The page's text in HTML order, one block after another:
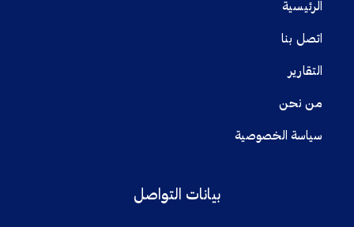
الرئيسية
اتصل بنا
التقارير
من نحن
سياسة الخصوصية
بيانات التواصل